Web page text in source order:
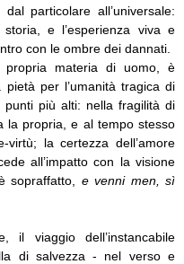
particolare all’universale:
e l’esperienza viva e
con le ombre dei dannati.
materia di uomo, è
pietà per l’umanità tragica di
più alti: nella fragilità di
la propria, e al tempo stesso
virtù; la certezza dell’amore
all’impatto con la visione
sopraffatto,
e venni men, sì
il viaggio dell’instancabile
di salvezza - nel verso e